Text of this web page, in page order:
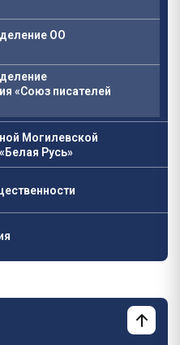
ОО
«Союз писателей
Могилевской
Русь»